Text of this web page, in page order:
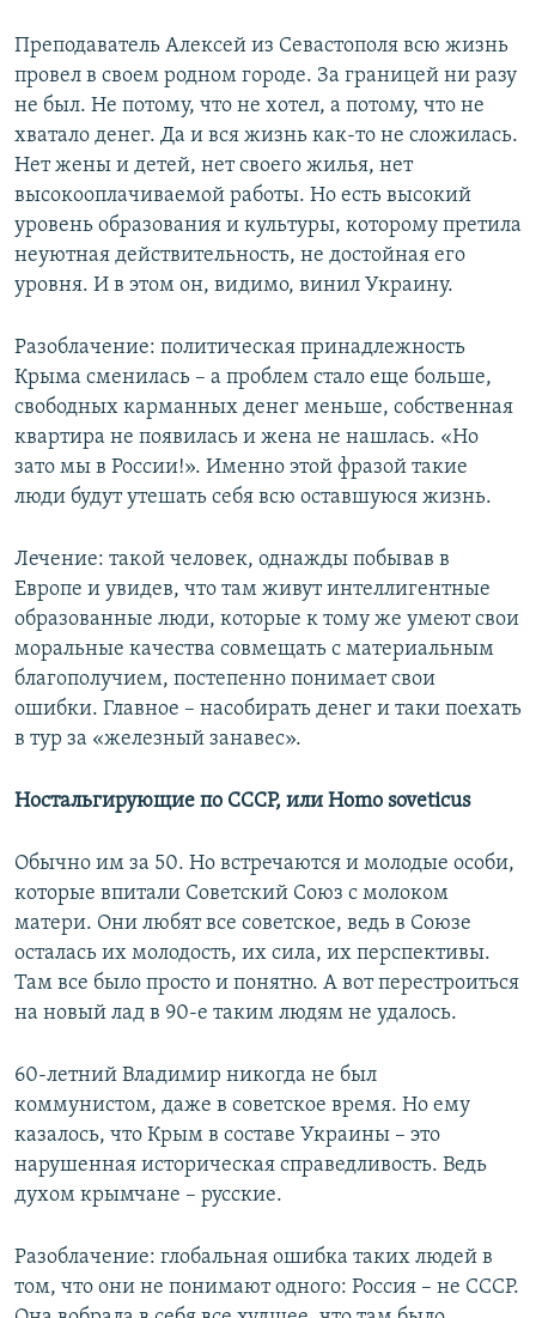
Преподаватель Алексей из Севастополя всю жизнь
провел в своем родном городе. За границей ни разу
не был. Не потому, что не хотел, а потому, что не
хватало денег. Да и вся жизнь как-то не сложилась.
Нет жены и детей, нет своего жилья, нет
высокооплачиваемой работы. Но есть высокий
уровень образования и культуры, которому претила
неуютная действительность, не достойная его
уровня. И в этом он, видимо, винил Украину.
Разоблачение: политическая принадлежность
Крыма сменилась – а проблем стало еще больше,
свободных карманных денег меньше, собственная
квартира не появилась и жена не нашлась. «Но
зато мы в России!». Именно этой фразой такие
люди будут утешать себя всю оставшуюся жизнь.
Лечение: такой человек, однажды побывав в
Европе и увидев, что там живут интеллигентные
образованные люди, которые к тому же умеют свои
моральные качества совмещать с материальным
благополучием, постепенно понимает свои
ошибки. Главное – насобирать денег и таки поехать
в тур за «железный занавес».
Ностальгирующие по СССР, или Homo soveticus
Обычно им за 50. Но встречаются и молодые особи,
которые впитали Советский Союз с молоком
матери. Они любят все советское, ведь в Союзе
осталась их молодость, их сила, их перспективы.
Там все было просто и понятно. А вот перестроиться
на новый лад в 90-е таким людям не удалось.
60-летний Владимир никогда не был
коммунистом, даже в советское время. Но ему
казалось, что Крым в составе Украины – это
нарушенная историческая справедливость. Ведь
духом крымчане – русские.
Разоблачение: глобальная ошибка таких людей в
том, что они не понимают одного: Россия – не СССР.